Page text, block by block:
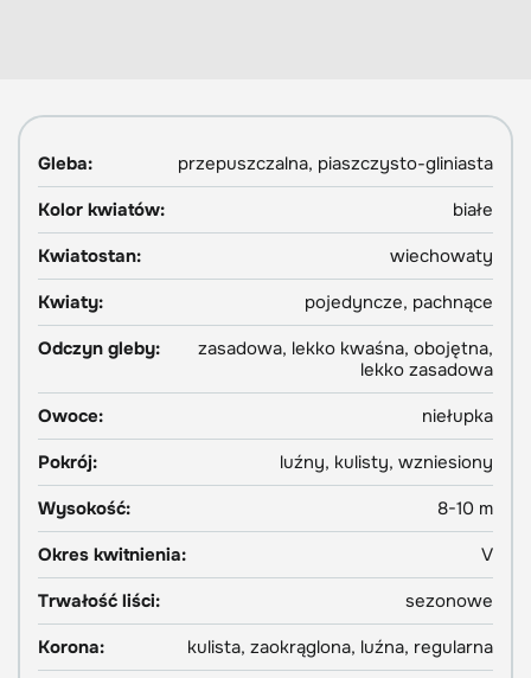
Gleba:
przepuszczalna, piaszczysto-gliniasta
Kolor kwiatów:
białe
Kwiatostan:
wiechowaty
Kwiaty:
pojedyncze, pachnące
Odczyn gleby:
zasadowa, lekko kwaśna, obojętna,
lekko zasadowa
Owoce:
niełupka
Pokrój:
luźny, kulisty, wzniesiony
Wysokość:
8-10 m
Okres kwitnienia:
V
Trwałość liści:
sezonowe
Korona:
kulista, zaokrąglona, luźna, regularna